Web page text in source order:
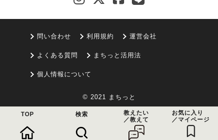
問い合わせ 利用規約 運営会社
よくある質問 まちっと活用法
個人情報について
© 2021 まちっと
TOP 検索
教えたい
／教えて
お気に入り
／マイページ